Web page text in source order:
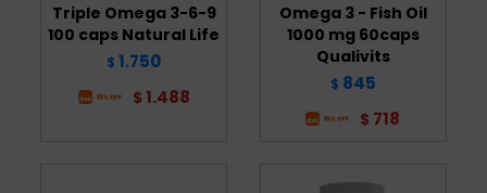
Triple Omega 3-6-9
100 caps Natural Life
$ 1.750
$ 1.488
Omega 3 - Fish Oil
1000 mg 60caps
Qualivits
$ 845
$ 718